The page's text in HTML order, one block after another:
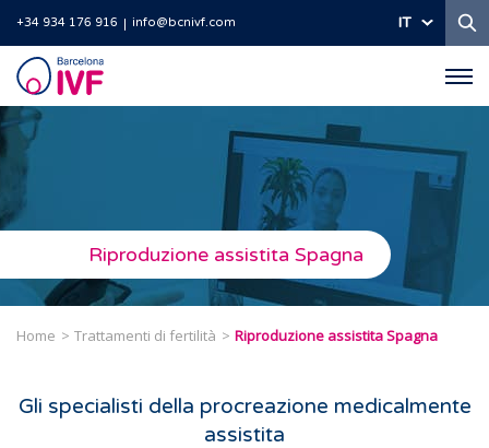
+34 934 176 916 info@bcnivf.com IT
Barcelona
IVF
Riproduzione assistita Spagna
Home Trattamenti di fertilità Riproduzione assistita Spagna
Gli specialisti della procreazione medicalmente
assistita